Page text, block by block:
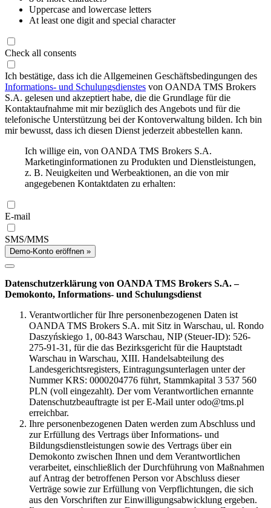
Uppercase and lowercase letters
At least one digit and special character
Check all consents
Ich bestätige, dass ich die Allgemeinen Geschäftsbedingungen des
Informations- und Schulungsdienstes von OANDA TMS Brokers
S.A. gelesen und akzeptiert habe, die die Grundlage für die
Kontaktaufnahme mit mir bezüglich des Angebots und für die
telefonische Unterstützung bei der Kontoverwaltung bilden. Ich bin
mir bewusst, dass ich diesen Dienst jederzeit abbestellen kann.
Ich willige ein, von OANDA TMS Brokers S.A.
Marketinginformationen zu Produkten und Dienstleistungen,
z. B. Neuigkeiten und Werbeaktionen, an die von mir
angegebenen Kontaktdaten zu erhalten:
E-mail
SMS/MMS
Demo-Konto eröffnen »
Datenschutzerklärung von OANDA TMS Brokers S.A. –
Demokonto, Informations- und Schulungsdienst
Verantwortlicher für Ihre personenbezogenen Daten ist
OANDA TMS Brokers S.A. mit Sitz in Warschau, ul. Rondo
Daszyńskiego 1, 00-843 Warschau, NIP (Steuer-ID): 526-
275-91-31, für die das Bezirksgericht für die Hauptstadt
Warschau in Warschau, XIII. Handelsabteilung des
Landesgerichtsregisters, Eintragungsunterlagen unter der
Nummer KRS: 0000204776 führt, Stammkapital 3 537 560
PLN (voll eingezahlt). Der vom Verantwortlichen ernannte
Datenschutzbeauftragte ist per E-Mail unter odo@tms.pl
erreichbar.
Ihre personenbezogenen Daten werden zum Abschluss und
zur Erfüllung des Vertrags über Informations- und
Bildungsdienstleistungen sowie des Vertrags über ein
Demokonto zwischen Ihnen und dem Verantwortlichen
verarbeitet, einschließlich der Durchführung von Maßnahmen
auf Antrag der betroffenen Person vor Abschluss dieser
Verträge sowie zur Erfüllung von Verpflichtungen, die sich
aus den Vorschriften zur Einwilligungsabwicklung ergeben.